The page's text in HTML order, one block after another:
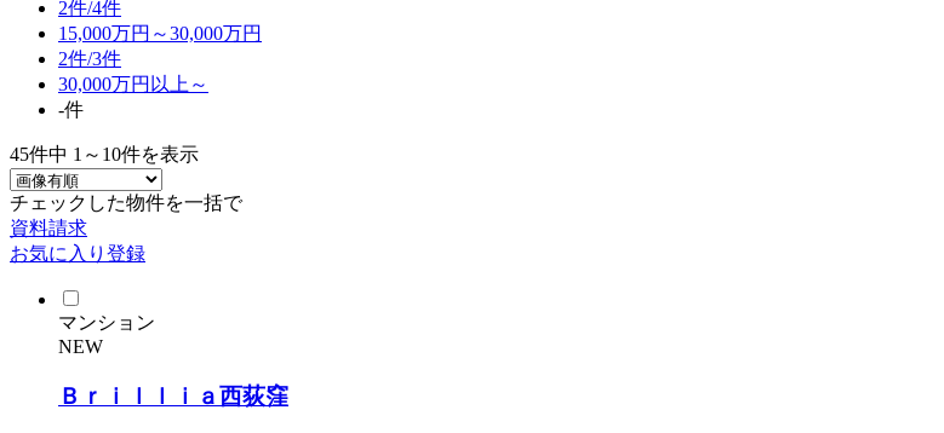
2件/4件
15,000万円～30,000万円
2件/3件
30,000万円以上～
-件
45件中 1～10件を表示
チェックした物件を一括で
資料請求
お気に入り登録
マンション
NEW
Ｂｒｉｌｌｉａ西荻窪